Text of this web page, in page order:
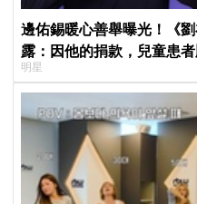
邊佑錫暖心善舉曝光！《
露：因他的捐款，兒童患
明星